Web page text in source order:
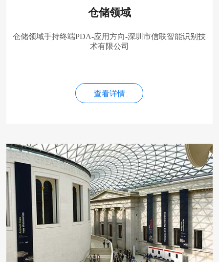
仓储领域
仓储领域手持终端PDA-应用方向-深圳市信联智能识别技
术有限公司
查看详情